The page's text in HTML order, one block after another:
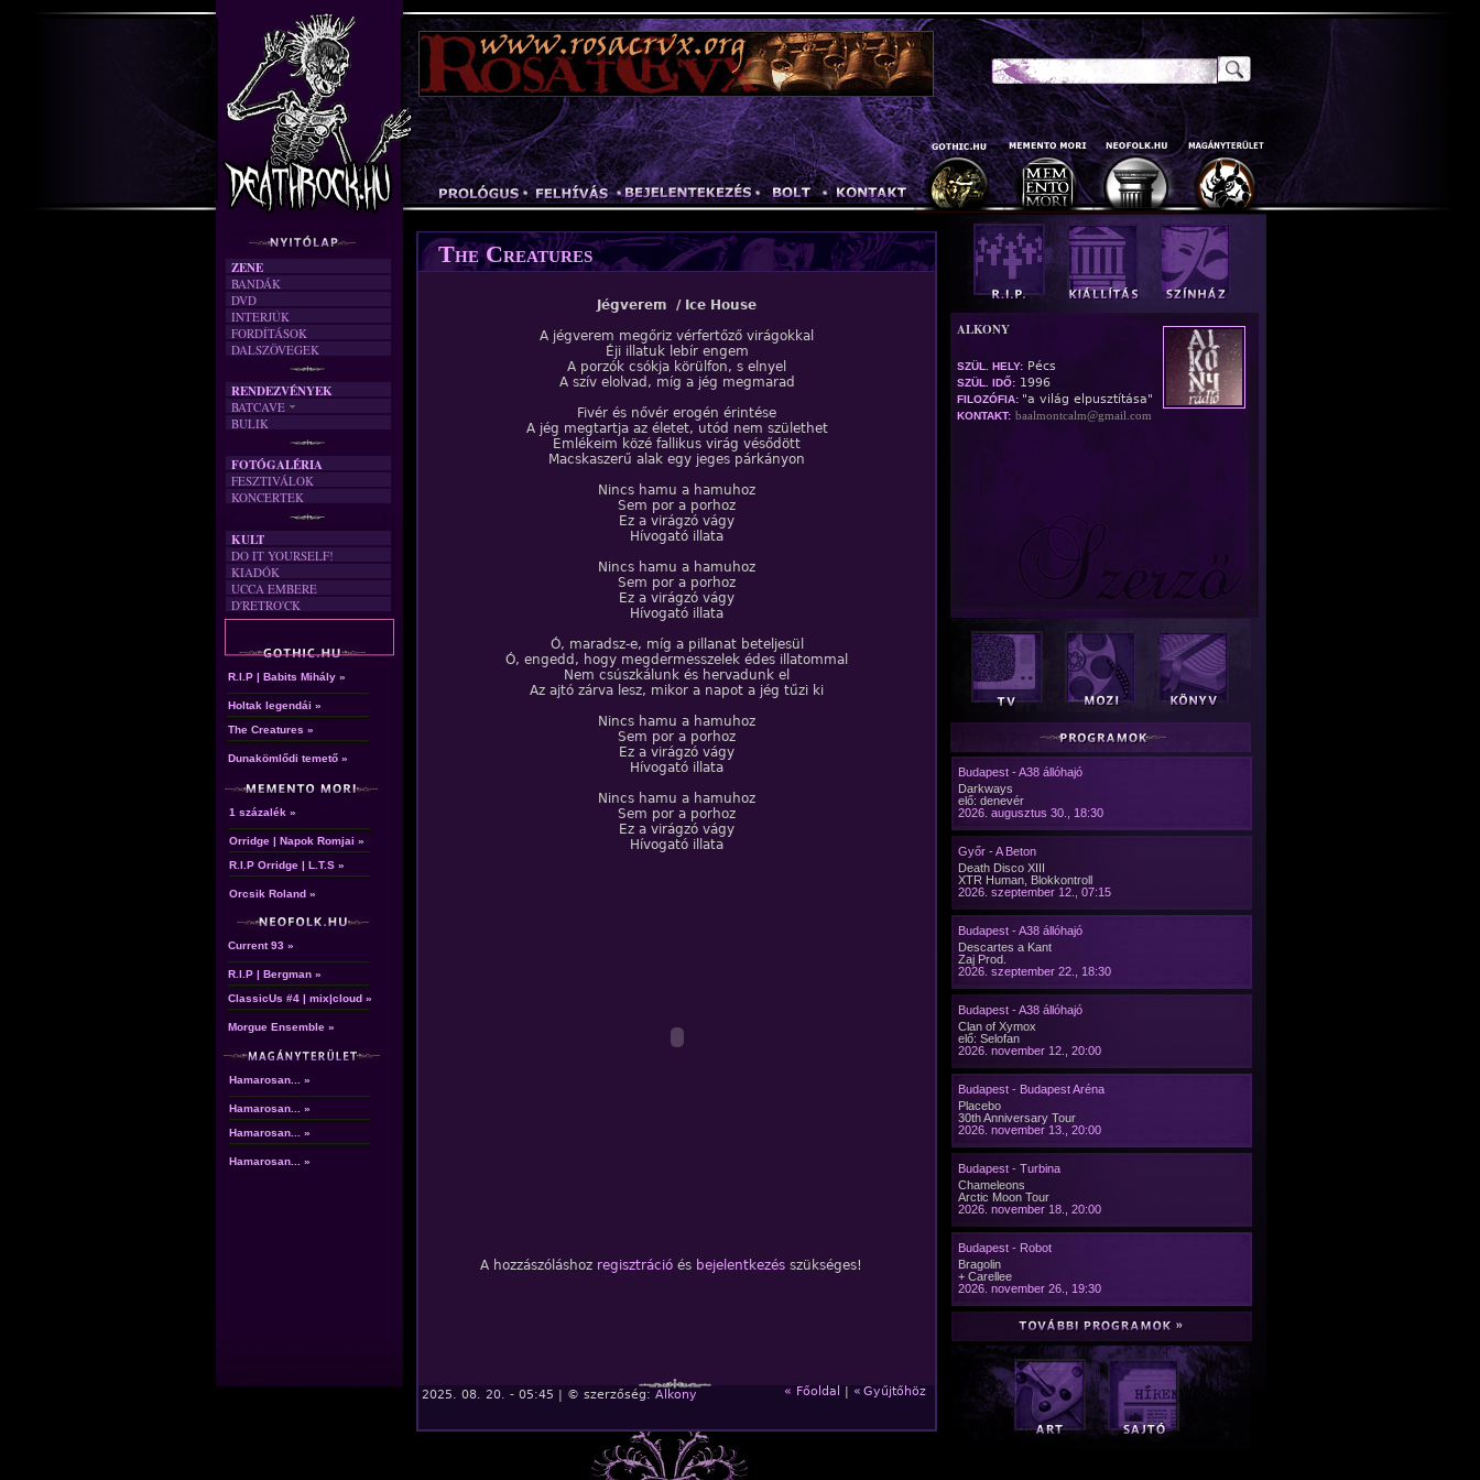
Jump to navigation
The Creatures
Jégverem / Ice House
A jégverem megőriz vérfertőző virágokkal
Éji illatuk lebír engem
A porzók csókja körülfon, s elnyel
A szív elolvad, míg a jég megmarad
Fivér és nővér erogén érintése
A jég megtartja az életet, utód nem születhet
Emlékeim közé fallikus virág vésődött
Macskaszerű alak egy jeges párkányon
Nincs hamu a hamuhoz
Sem por a porhoz
Ez a virágzó vágy
Hívogató illata
Nincs hamu a hamuhoz
Sem por a porhoz
Ez a virágzó vágy
Hívogató illata
Ó, maradsz-e, míg a pillanat beteljesül
Ó, engedd, hogy megdermesszelek édes illatommal
Nem csúszkálunk és hervadunk el
Az ajtó zárva lesz, mikor a napot a jég tűzi ki
Nincs hamu a hamuhoz
Sem por a porhoz
Ez a virágzó vágy
Hívogató illata
Nincs hamu a hamuhoz
Sem por a porhoz
Ez a virágzó vágy
Hívogató illata
A hozzászóláshoz regisztráció és bejelentkezés szükséges!
2025. 08. 20. - 05:45 | © szerzőség: Alkony « Főoldal | « Gyűjtőhöz
Keresés Űrlap
Keresés
ZENE
BANDÁK
DVD
INTERJÚK
FORDÍTÁSOK
DALSZÖVEGEK
RENDEZVÉNYEK
BATCAVE
AKTUÁLIS
A MÚLT
BULIK
FOTÓGALÉRIA
FESZTIVÁLOK
KONCERTEK
KULT
DO IT YOURSELF!
KIADÓK
UCCA EMBERE
D'RETRO'CK
R.I.P | Babits Mihály »
Holtak legendái »
The Creatures »
Dunakömlődi temető »
1 százalék »
Orridge | Napok Romjai »
R.I.P Orridge | L.T.S »
Orcsik Roland »
Current 93 »
R.I.P | Bergman »
ClassicUs #4 | mix|cloud »
Morgue Ensemble »
Hamarosan... »
Hamarosan... »
Hamarosan... »
Hamarosan... »
ALKONY
SZÜL. HELY: Pécs
SZÜL. IDŐ: 1996
FILOZÓFIA: "a világ elpusztítása"
KONTAKT: baalmontcalm@gmail.com
Budapest - A38 állóhajó
Darkways
elő: denevér
2026. augusztus 30., 18:30
Győr - A Beton
Death Disco XIII
XTR Human, Blokkontroll
2026. szeptember 12., 07:15
Budapest - A38 állóhajó
Descartes a Kant
Zaj Prod.
2026. szeptember 22., 18:30
Budapest - A38 állóhajó
Clan of Xymox
elő: Selofan
2026. november 12., 20:00
Budapest - Budapest Aréna
Placebo
30th Anniversary Tour
2026. november 13., 20:00
Budapest - Turbina
Chameleons
Arctic Moon Tour
2026. november 18., 20:00
Budapest - Robot
Bragolin
+ Carellee
2026. november 26., 19:30